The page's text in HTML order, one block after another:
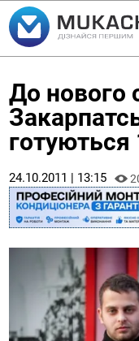
До нового
24.10.2011 | 13:15